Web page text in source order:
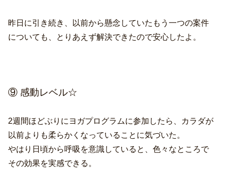
昨日に引き続き、以前から懸念していたもう一つの案件
についても、とりあえず解決できたので安心したよ。
⑨ 感動レベル☆
2週間ほどぶりにヨガプログラムに参加したら、カラダが
以前よりも柔らかくなっていることに気づいた。
やはり日頃から呼吸を意識していると、色々なところで
その効果を実感できる。